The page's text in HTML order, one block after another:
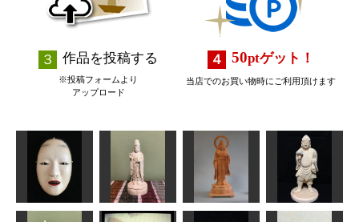
作品を投稿する
※投稿フォームより
アップロード
50ptゲット！
当店でのお買い物時にご利用頂けます